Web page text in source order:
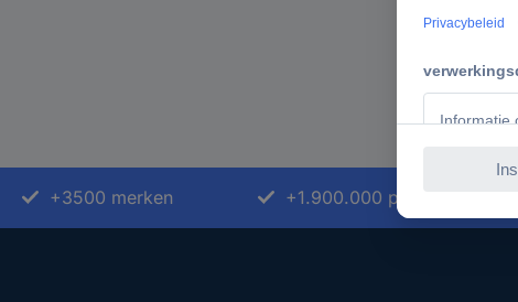
en
2 Binnen de
+3500 merken +1.900.000 producten